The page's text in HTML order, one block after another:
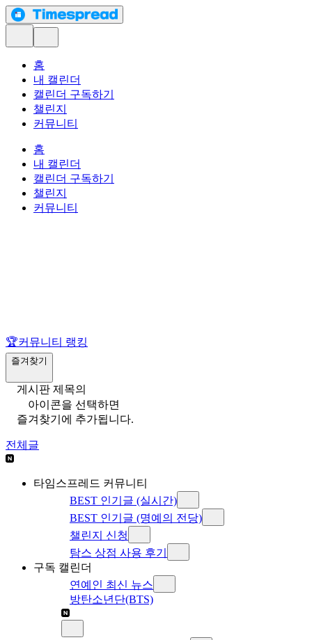
홈
내 캘린더
캘린더 구독하기
챌린지
커뮤니티
홈
내 캘린더
캘린더 구독하기
챌린지
커뮤니티
🏆커뮤니티 랭킹
즐겨찾기
게시판 제목의
아이콘을 선택하면
즐겨찾기에 추가됩니다.
전체글
타임스프레드 커뮤니티
BEST 인기글 (실시간)
BEST 인기글 (명예의 전당)
챌린지 신청
탐스 상점 사용 후기
구독 캘린더
연예인 최신 뉴스
방탄소년단(BTS)